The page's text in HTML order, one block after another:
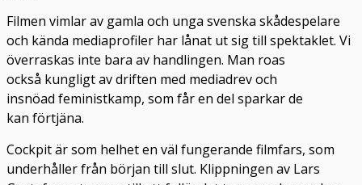
Filmen vimlar av gamla och unga svenska skådespelare
och kända mediaprofiler har lånat ut sig till spektaklet. Vi
överraskas inte bara av handlingen. Man roas
också kungligt av driften med mediadrev och
insnöad feministkamp, som får en del sparkar de
kan förtjäna.
Cockpit är som helhet en väl fungerande filmfars, som
underhåller från början till slut. Klippningen av Lars